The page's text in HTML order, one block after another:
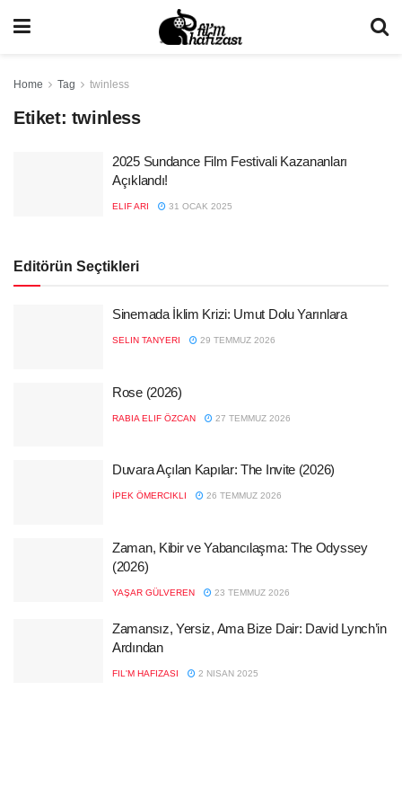
Home Tag twinless
Etiket: twinless
2025 Sundance Film Festivali Kazananları
Açıklandı!
ELIF ARI 31 OCAK 2025
Editörün Seçtikleri
Sinemada İklim Krizi: Umut Dolu Yarınlara
SELIN TANYERI 29 TEMMUZ 2026
Rose (2026)
RABIA ELIF ÖZCAN 27 TEMMUZ 2026
Duvara Açılan Kapılar: The Invite (2026)
İPEK ÖMERCIKLI 26 TEMMUZ 2026
Zaman, Kibir ve Yabancılaşma: The Odyssey
(2026)
YAŞAR GÜLVEREN 23 TEMMUZ 2026
Zamansız, Yersiz, Ama Bize Dair: David Lynch’in
Ardından
FIL'M HAFIZASI 2 NISAN 2025